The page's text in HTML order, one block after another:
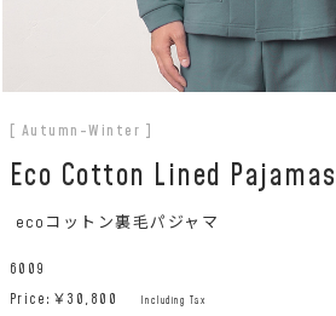
[ Autumn-Winter ]
Eco Cotton Lined Pajamas
ecoコットン裏毛パジャマ
6009
Price:￥30,800 Including Tax